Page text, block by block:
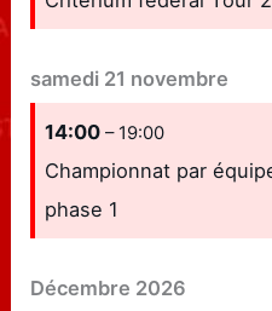
samedi 21 novembre
14:00– 19:00
Championnat par
phase 1
Décembre 2026